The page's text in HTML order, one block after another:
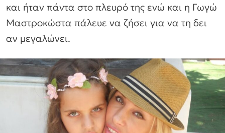
και ήταν πάντα στο πλευρό της ενώ και η Γωγώ
Μαστροκώστα πάλευε να ζήσει για να τη δει
αν μεγαλώνει.